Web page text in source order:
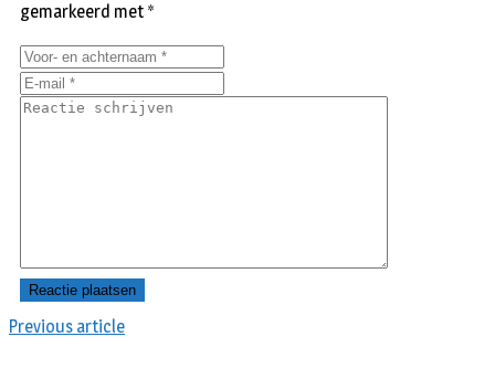
Previous article
gemarkeerd met *